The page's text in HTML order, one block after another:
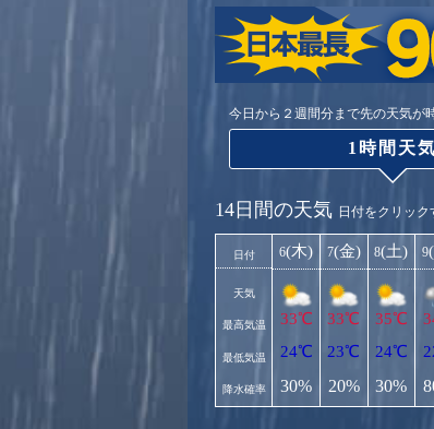
今日から２週間分まで先の天気が
1時間天気
14日間の天気 日付をクリック
日付
天気
最高気温
最低気温
降水確率
6(木)
33℃
24℃
30%
7(金)
33℃
23℃
20%
8(土)
35℃
24℃
30%
9